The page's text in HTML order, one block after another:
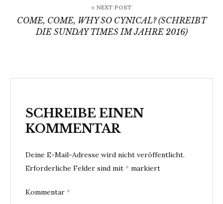
« NEXT POST
COME, COME, WHY SO CYNICAL? (SCHREIBT
DIE SUNDAY TIMES IM JAHRE 2016)
SCHREIBE EINEN
KOMMENTAR
Deine E-Mail-Adresse wird nicht veröffentlicht.
Erforderliche Felder sind mit * markiert
Kommentar *